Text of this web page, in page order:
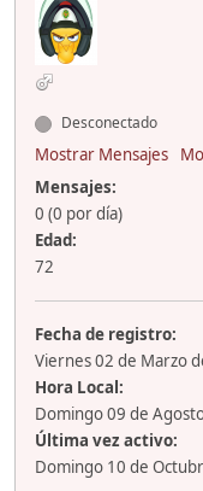
Desconectado
Mostrar Mensajes
Mensajes:
0 (0 por día)
Edad:
72
Fecha de registro:
Viernes 02 de Marzo
Hora Local:
Domingo 09 de
Última vez activo:
Domingo 10 de